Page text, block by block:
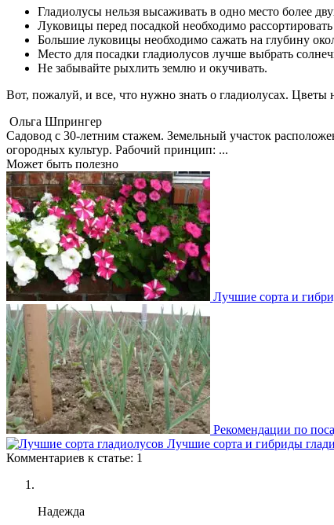
Гладиолусы нельзя высаживать в одно место более
Луковицы перед посадкой необходимо
Большие луковицы необходимо сажать на глубину
Место для посадки гладиолусов лучше выбрать
Не забывайте рыхлить землю и окучивать.
Вот, пожалуй, и все, что нужно знать о гладиолусах.
Ольга Шпрингер
Cадовод с 30-летним стажем. Земельный участок
огородных культур. Рабочий принцип: ...
Может быть полезно
Лучшие сорта и
Рекомендации по
Лучшие сорта и гибриды
Комментариев к статье: 1
Надежда